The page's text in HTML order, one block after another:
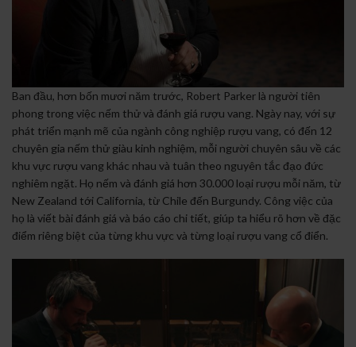
Ban đầu, hơn bốn mươi năm trước, Robert Parker là người tiên
phong trong việc nếm thử và đánh giá rượu vang. Ngày nay, với sự
phát triển mạnh mẽ của ngành công nghiệp rượu vang, có đến 12
chuyên gia nếm thử giàu kinh nghiệm, mỗi người chuyên sâu về các
khu vực rượu vang khác nhau và tuân theo nguyên tắc đạo đức
nghiêm ngặt. Họ nếm và đánh giá hơn 30.000 loại rượu mỗi năm, từ
New Zealand tới California, từ Chile đến Burgundy. Công việc của
họ là viết bài đánh giá và báo cáo chi tiết, giúp ta hiểu rõ hơn về đặc
điểm riêng biệt của từng khu vực và từng loại rượu vang cổ điển.